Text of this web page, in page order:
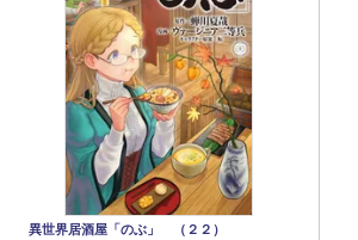
異世界居酒屋「のぶ」 （２２）